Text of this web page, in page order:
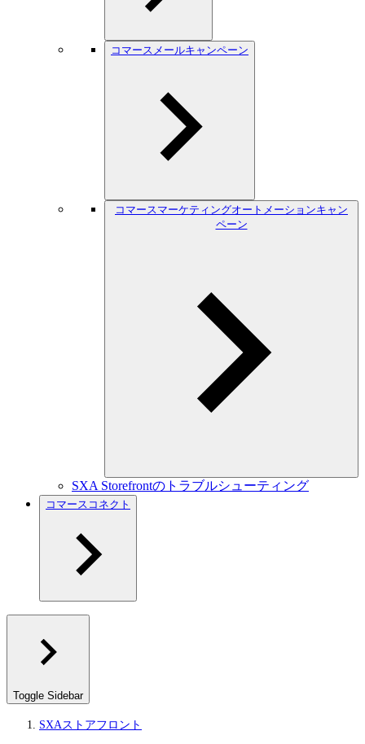
コマースメールキャンペーン
コマースマーケティングオートメーションキャン
ペーン
SXA Storefrontのトラブルシューティング
コマースコネクト
Toggle Sidebar
SXAストアフロント